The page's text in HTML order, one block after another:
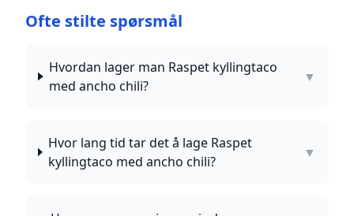
Ofte stilte spørsmål
Hvordan lager man Raspet kyllingtaco
med ancho chili?
▼
Hvor lang tid tar det å lage Raspet
kyllingtaco med ancho chili?
▼